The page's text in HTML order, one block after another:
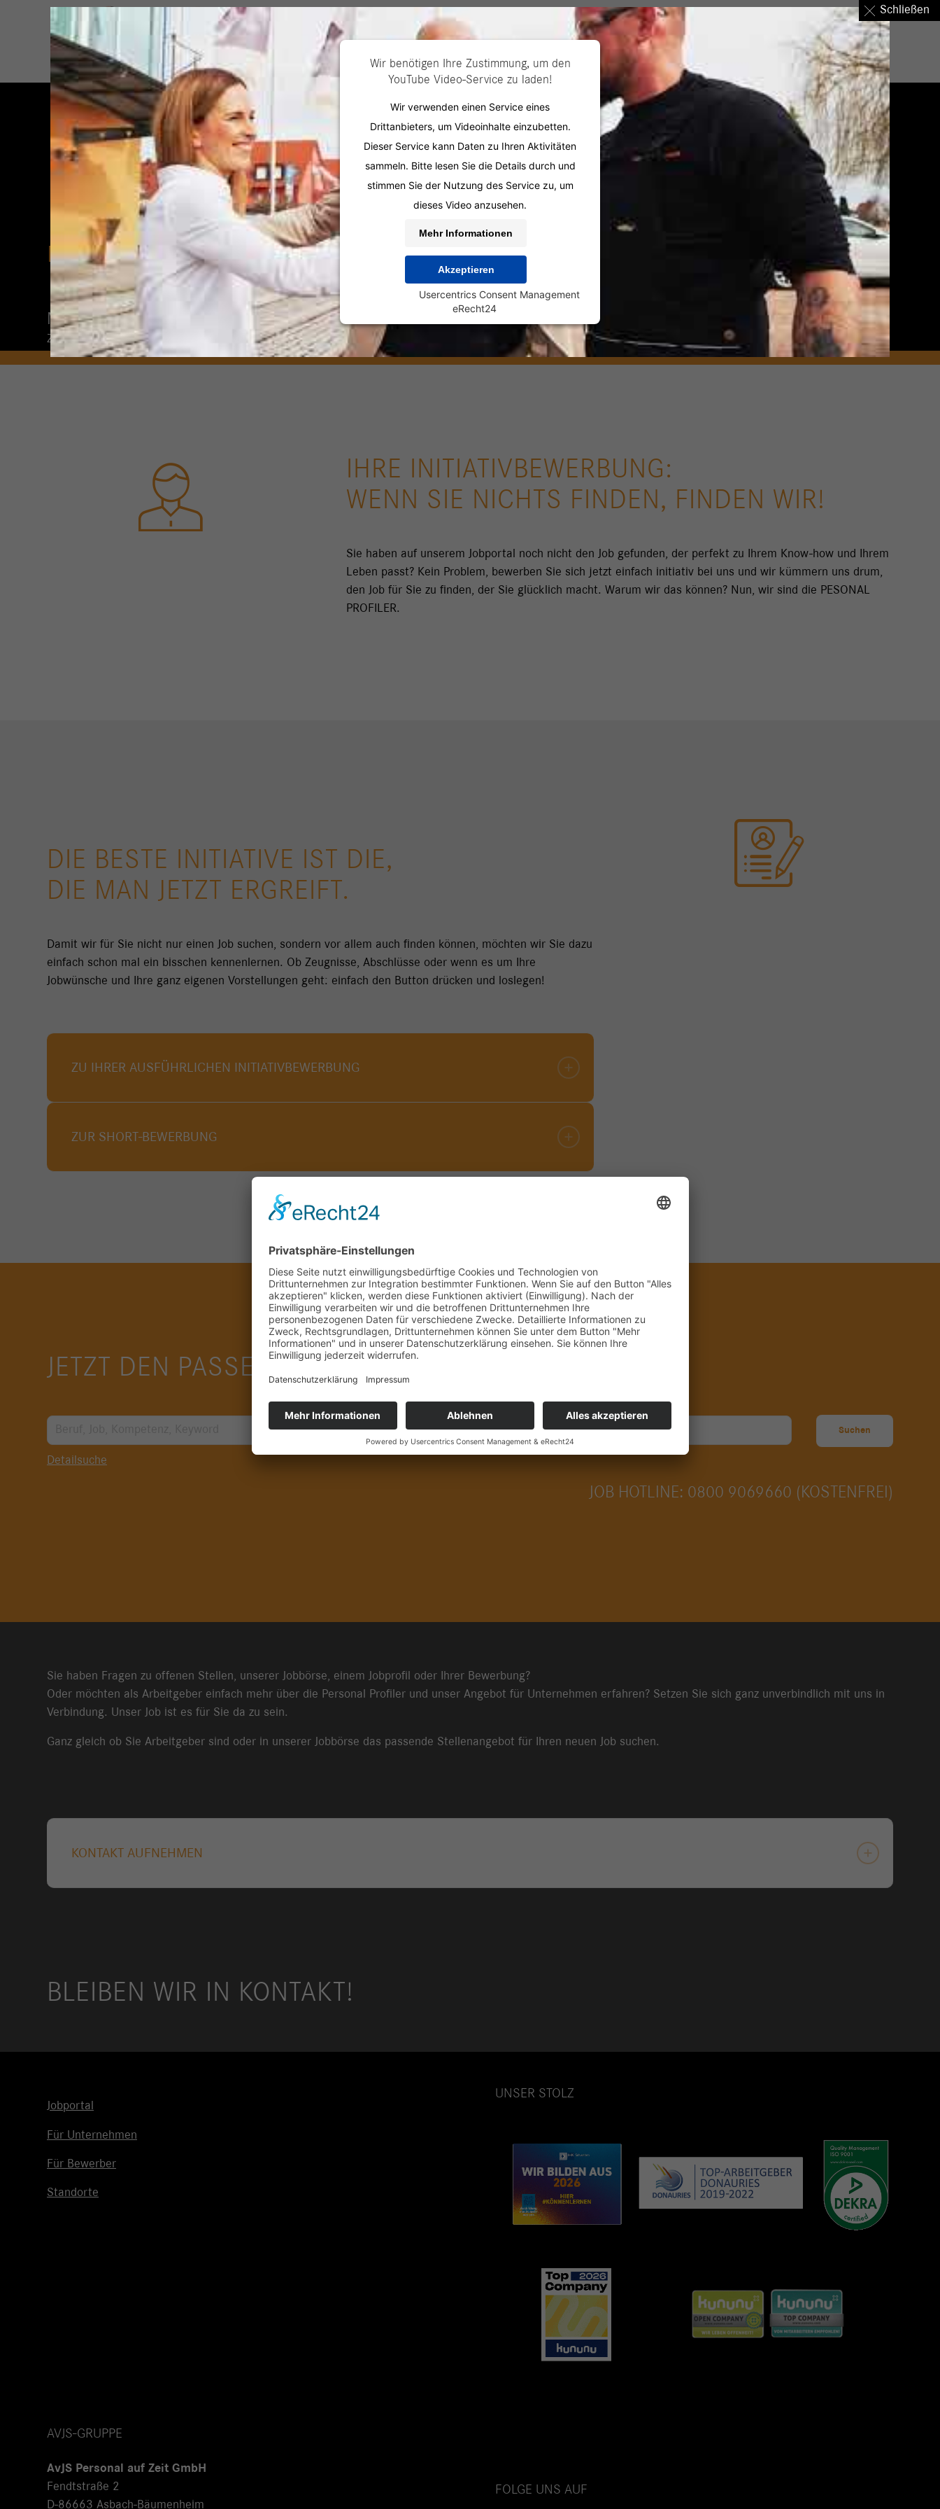
Schließen
Wir benötigen Ihre Zustimmung, um den
YouTube Video-Service zu laden!
Wir verwenden einen Service eines
Drittanbieters, um Videoinhalte einzubetten.
Dieser Service kann Daten zu Ihren Aktivitäten
sammeln. Bitte lesen Sie die Details durch und
stimmen Sie der Nutzung des Service zu, um
dieses Video anzusehen.
Mehr Informationen
Akzeptieren
Usercentrics Consent Management
eRecht24
Für Bewerber Für Unternehmen Über uns Login
DIE JOB PROFILER
Mit Ihrer Initiativbewerbung
zum neuen Traumjob.
IHRE INITIATIVBEWERBUNG:
WENN SIE NICHTS FINDEN, FINDEN WIR!
Sie haben auf unserem Jobportal noch nicht den Job gefunden, der perfekt zu Ihrem Know-how und Ihrem
Leben passt? Kein Problem, bewerben Sie sich jetzt einfach initiativ bei uns und wir kümmern uns drum,
den Job für Sie zu finden, der Sie glücklich macht. Warum wir das können? Nun, wir sind die PESONAL
PROFILER.
DIE BESTE INITIATIVE IST DIE,
DIE MAN JETZT ERGREIFT.
Damit wir für Sie nicht nur einen Job suchen, sondern vor allem auch finden können, möchten wir Sie dazu
einfach schon mal ein bisschen kennenlernen. Ob Zeugnisse, Abschlüsse oder wenn es um Ihre
Jobwünsche und Ihre ganz eigenen Vorstellungen geht: einfach den Button drücken und loslegen!
ZU IHRER AUSFÜHRLICHEN INITIATIVBEWERBUNG
ZUR SHORT-BEWERBUNG
JETZT DEN PASSENDEN JOB FINDEN!
Suchen
Detailsuche
JOB HOTLINE: 0800 9069660 (KOSTENFREI)
Sie haben Fragen zu offenen Stellen, unserer Jobbörse, einem Jobprofil oder Ihrer Bewerbung?
Oder möchten als Arbeitgeber einfach mehr über die Personal Profiler und unser Angebot für Unternehmen erfahren? Setzen Sie sich ganz unverbindlich mit uns in
Verbindung. Unser Job ist es für Sie da zu sein.
Ganz gleich ob Sie Arbeitgeber sind oder in unserer Jobbörse das passende Stellenangebot für Ihren neuen Job suchen.
KONTAKT AUFNEHMEN
BLEIBEN WIR IN KONTAKT!
Jobportal
Für Unternehmen
Für Bewerber
Standorte
UNSER STOLZ
AVJS-GRUPPE
AvJS Personal auf Zeit GmbH
Fendtstraße 2
D-86663 Asbach-Bäumenheim
FOLGE UNS AUF